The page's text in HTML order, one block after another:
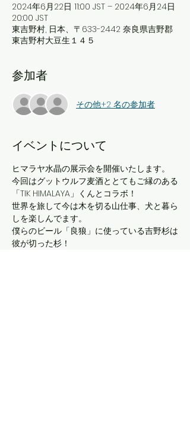
2024年6月22日 11:00 JST – 2024年6月24日
20:00 JST
東吉野村, 日本、〒633-2442 奈良県吉野郡
東吉野村大豆生１４５
参加者
その他+2 名の参加者
イベントについて
ヒマラヤ水晶の展示会を開催いたします。
今回はグットウルフ麦酒ととてもご縁のある
「TIK HIMALAYA」くんとコラボ！
世界を旅して今は木を切る山仕事、犬と暮ら
しを楽しんでます。
僕らのビール「良狼」に使っている吉野杉は
彼が切った杉！